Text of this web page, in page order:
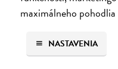
maximálneho
NASTAVENIA